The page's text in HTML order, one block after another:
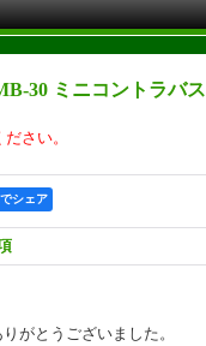
30 ミニコントラバス
ださい。
シェア
がとうございました。